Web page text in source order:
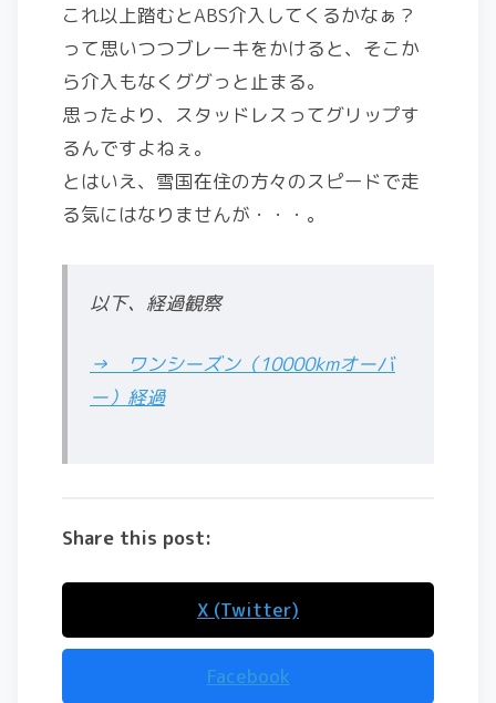
これ以上踏むとABS介入してくるかなぁ？
って思いつつブレーキをかけると、そこか
ら介入もなくググっと止まる。
思ったより、スタッドレスってグリップす
るんですよねぇ。
とはいえ、雪国在住の方々のスピードで走
る気にはなりませんが・・・。
以下、経過観察
→ ワンシーズン（10000kmオーバ
ー）経過
Share this post:
X (Twitter)
Facebook